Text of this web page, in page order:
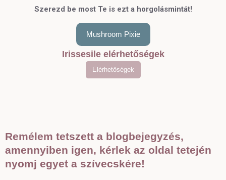
Szerezd be most Te is ezt a horgolásmintát!
Mushroom Pixie
Irissesile elérhetőségek
Elérhetőségek
Remélem tetszett a blogbejegyzés,
amennyiben igen, kérlek az oldal tetején
nyomj egyet a szívecskére!